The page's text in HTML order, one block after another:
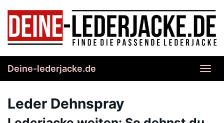
content
Deine-lederjacke.de
Leder Dehnspray